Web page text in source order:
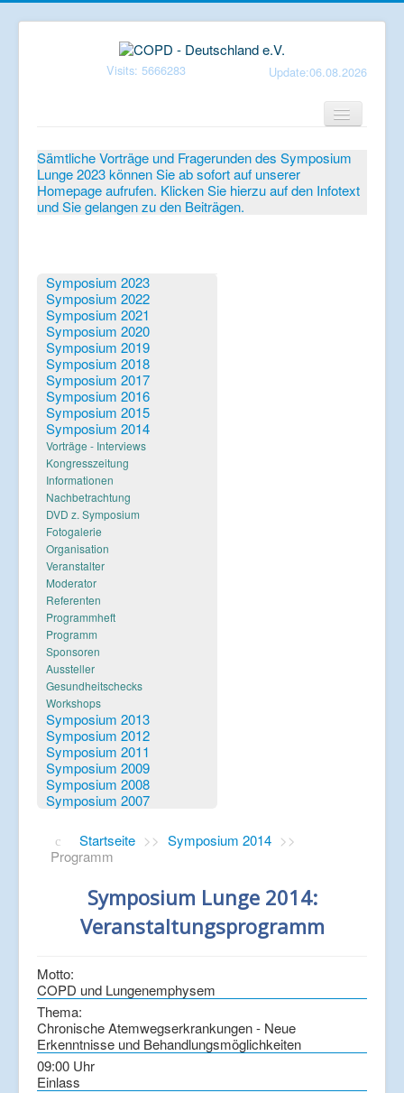
Visits: 5666283 Update:06.08.2026
Verein
Patientenbroschüren
Mediathek
Aktuelles
Veranstaltungen
Informationen
Verlinkungen
Sämtliche Vorträge und Fragerunden des Symposium
Lunge 2023 können Sie ab sofort auf unserer
Homepage aufrufen. Klicken Sie hierzu auf den Infotext
und Sie gelangen zu den Beiträgen.
Symposium 2023
Symposium 2022
Symposium 2021
Symposium 2020
Symposium 2019
Symposium 2018
Symposium 2017
Symposium 2016
Symposium 2015
Symposium 2014
Vorträge - Interviews
Kongresszeitung
Informationen
Nachbetrachtung
DVD z. Symposium
Fotogalerie
Organisation
Veranstalter
Moderator
Referenten
Programmheft
Programm
Sponsoren
Aussteller
Gesundheitschecks
Workshops
Symposium 2013
Symposium 2012
Symposium 2011
Symposium 2009
Symposium 2008
Symposium 2007
Startseite >> Symposium 2014 >>
Programm
Symposium Lunge 2014:
Veranstaltungsprogramm
Motto:
COPD und Lungenemphysem
Thema:
Chronische Atemwegserkrankungen - Neue
Erkenntnisse und Behandlungsmöglichkeiten
09:00 Uhr
Einlass